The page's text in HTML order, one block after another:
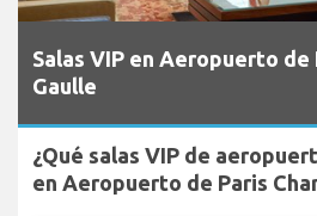
Salas VIP en Aeropuerto de
Gaulle
¿Qué salas VIP de
en Aeropuerto de Paris